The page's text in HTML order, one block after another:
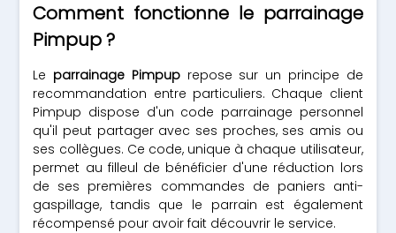
Comment fonctionne le parrainage
Pimpup ?
Le parrainage Pimpuprepose sur un principe de
recommandation entre particuliers. Chaque client
Pimpup dispose d'un code parrainage personnel
qu'il peut partager avec ses proches, ses amis ou
ses collègues. Ce code, unique à chaque utilisateur,
permet au filleul de bénéficier d'une réduction lors
de ses premières commandes de paniers anti-
gaspillage, tandis que le parrain est également
récompensé pour avoir fait découvrir le service.